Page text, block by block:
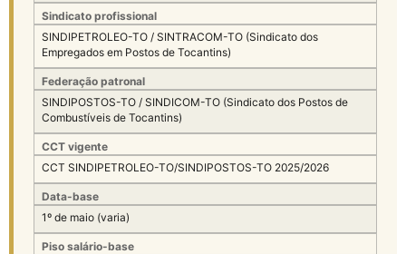
Sindicato profissional
SINDIPETROLEO-TO / SINTRACOM-TO (Sindicato dos
Empregados em Postos de Tocantins)
Federação patronal
SINDIPOSTOS-TO / SINDICOM-TO (Sindicato dos Postos de
Combustíveis de Tocantins)
CCT vigente
CCT SINDIPETROLEO-TO/SINDIPOSTOS-TO 2025/2026
Data-base
1º de maio (varia)
Piso salário-base